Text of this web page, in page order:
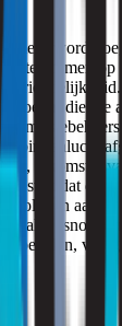
wordt
normen op
vloeren die we
binnenlucht
afkomstig
dat de
voldoen aan